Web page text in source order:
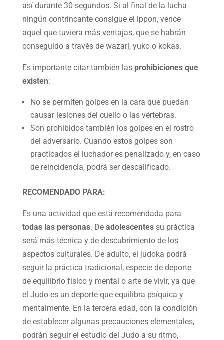
así durante 30 segundos. Si al final de la lucha
ningún contrincante consigue el ippon, vence
aquel que tuviera más ventajas, que se habrán
conseguido a través de wazari, yuko o kokas.
Es importante citar también lasprohibiciones que
existen:
No se permiten golpes en la cara que puedan
causar lesiones del cuello o las vértebras.
Son prohibidos también los golpes en el rostro
del adversario. Cuando estos golpes son
practicados el luchador es penalizado y, en caso
de reincidencia, podrá ser descalificado.
RECOMENDADO PARA:
Es una actividad que está recomendada para
todas las personas. De adolescentessu práctica
será más técnica y de descubrimiento de los
aspectos culturales. De adulto, el judoka podrá
seguir la práctica tradicional, especie de deporte
de equilibrio físico y mental o arte de vivir, ya que
el Judo es un deporte que equilibra psíquica y
mentalmente. En la tercera edad, con la condición
de establecer algunas precauciones elementales,
podrán seguir el estudio del Judo a su ritmo,